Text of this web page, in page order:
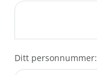
Ditt personnummer: